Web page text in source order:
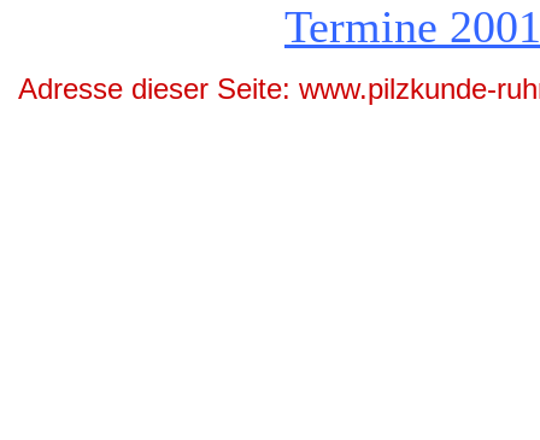
Termine
Adresse dieser Seite: www.pilzkunde-